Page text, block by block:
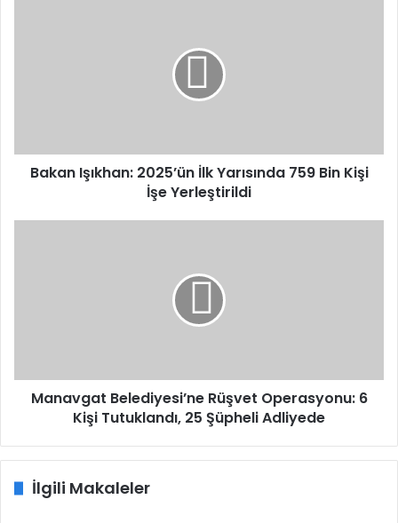
İşe
Yerleştirildi
Bakan Işıkhan: 2025’ün İlk Yarısında 759 Bin Kişi
İşe Yerleştirildi
Şüpheli
Adliyede
Manavgat Belediyesi’ne Rüşvet Operasyonu: 6
Kişi Tutuklandı, 25 Şüpheli Adliyede
İlgili Makaleler